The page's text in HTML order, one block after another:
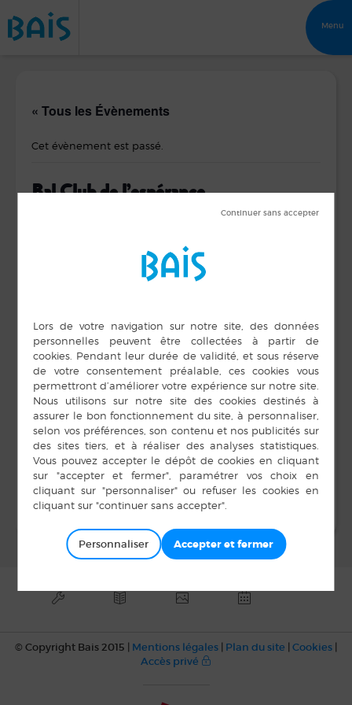
Menu
« Tous les Évènements
Cet évènement est passé.
Bal Club de l’espérance
18 h 00 min
15 février 2018
Heure :
15 h 00 min à 18 h 00
min
LIEU
Salle Unisson
ORGANISATEUR
Théâtre Bais Asso
Théâtre
Loto – Bais Activités
Loisirs
© Copyright Bais 2015 | Mentions légales | Plan du site | Cookies |
Accès privé
Personnaliser